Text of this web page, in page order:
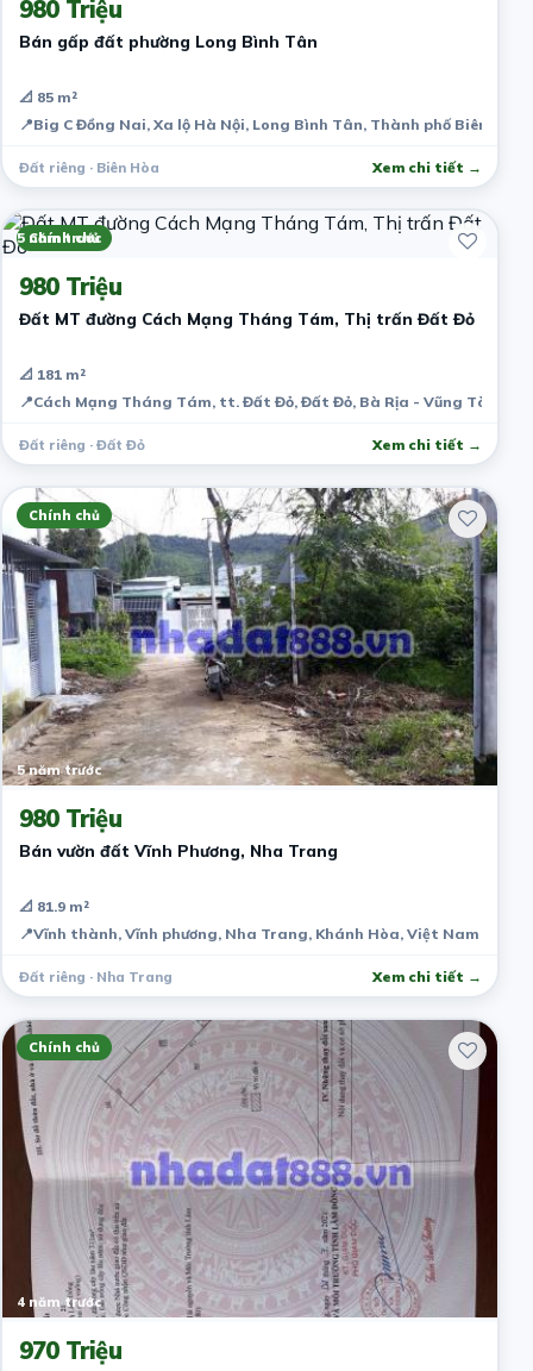
980 Triệu
Bán gấp đất phường Long Bình Tân
📐 85 m²
📍Big C Đồng Nai, Xa lộ Hà Nội, Long Bình Tân, Thành phố Biên
Đất riêng · Biên Hòa Xem chi tiết →
Chính chủ
5 năm trước
980 Triệu
Đất MT đường Cách Mạng Tháng Tám, Thị trấn Đất Đỏ
📐 181 m²
📍Cách Mạng Tháng Tám, tt. Đất Đỏ, Đất Đỏ, Bà Rịa - Vũng Tàu,
Đất riêng · Đất Đỏ Xem chi tiết →
Chính chủ
5 năm trước
980 Triệu
Bán vườn đất Vĩnh Phương, Nha Trang
📐 81.9 m²
📍Vĩnh thành, Vĩnh phương, Nha Trang, Khánh Hòa, Việt Nam
Đất riêng · Nha Trang Xem chi tiết →
Chính chủ
4 năm trước
970 Triệu